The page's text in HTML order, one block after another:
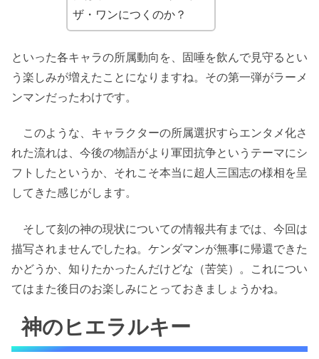
ザ・ワンにつくのか？
といった各キャラの所属動向を、固唾を飲んで見守るとい
う楽しみが増えたことになりますね。その第一弾がラーメ
ンマンだったわけです。
このような、キャラクターの所属選択すらエンタメ化さ
れた流れは、今後の物語がより軍団抗争というテーマにシ
フトしたというか、それこそ本当に超人三国志の様相を呈
してきた感じがします。
そして刻の神の現状についての情報共有までは、今回は
描写されませんでしたね。ケンダマンが無事に帰還できた
かどうか、知りたかったんだけどな（苦笑）。これについ
てはまた後日のお楽しみにとっておきましょうかね。
神のヒエラルキー